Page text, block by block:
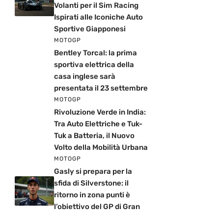
Volanti per il Sim Racing
Ispirati alle Iconiche Auto
Sportive Giapponesi
MOTOGP
Bentley Torcal: la prima
sportiva elettrica della
casa inglese sarà
presentata il 23 settembre
MOTOGP
Rivoluzione Verde in India:
Tra Auto Elettriche e Tuk-
Tuk a Batteria, il Nuovo
Volto della Mobilità Urbana
MOTOGP
Gasly si prepara per la
sfida di Silverstone: il
ritorno in zona punti è
l’obiettivo del GP di Gran